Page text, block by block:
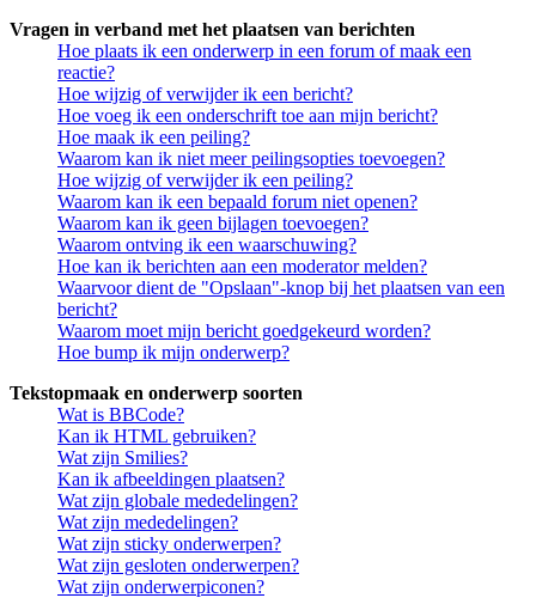
Vragen in verband met het plaatsen van berichten
Hoe plaats ik een onderwerp in een forum of maak een
reactie?
Hoe wijzig of verwijder ik een bericht?
Hoe voeg ik een onderschrift toe aan mijn bericht?
Hoe maak ik een peiling?
Waarom kan ik niet meer peilingsopties toevoegen?
Hoe wijzig of verwijder ik een peiling?
Waarom kan ik een bepaald forum niet openen?
Waarom kan ik geen bijlagen toevoegen?
Waarom ontving ik een waarschuwing?
Hoe kan ik berichten aan een moderator melden?
Waarvoor dient de "Opslaan"-knop bij het plaatsen van een
bericht?
Waarom moet mijn bericht goedgekeurd worden?
Hoe bump ik mijn onderwerp?
Tekstopmaak en onderwerp soorten
Wat is BBCode?
Kan ik HTML gebruiken?
Wat zijn Smilies?
Kan ik afbeeldingen plaatsen?
Wat zijn globale mededelingen?
Wat zijn mededelingen?
Wat zijn sticky onderwerpen?
Wat zijn gesloten onderwerpen?
Wat zijn onderwerpiconen?